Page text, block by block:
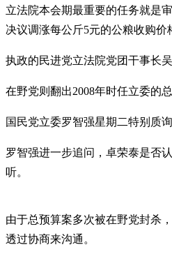
立法院本会期最重要的任务就是
决议调涨每公斤5元的公粮收购价
执政的民进党立法院党团干事长
在野党则翻出2008年时任立委的
国民党立委罗智强星期二特别质
罗智强进一步追问，卓荣泰是否
听。
由于总预算案多次被在野党封杀
透过协商来沟通。